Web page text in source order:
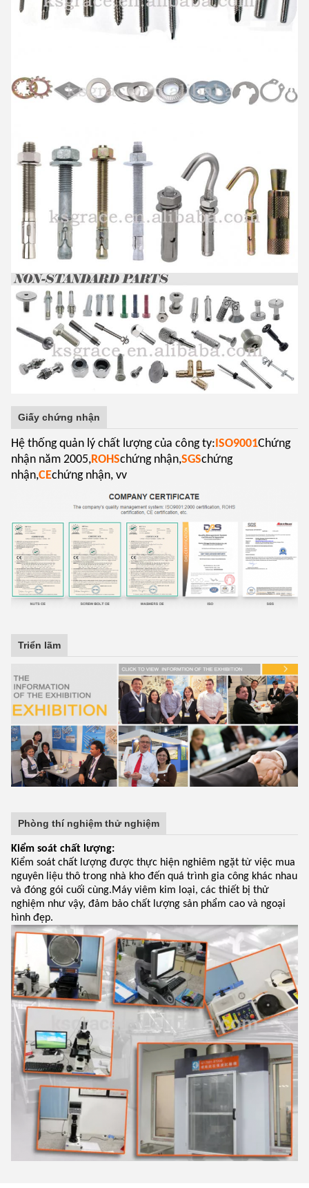
Giấy chứng nhận
Hệ thống quản lý chất lượng của công ty: ISO9001Chứng
nhận năm 2005,ROHSchứng nhận,SGSchứng
nhận,CEchứng nhận, vv
Triển lãm
Phòng thí nghiệm thử nghiệm
Kiểm soát chất lượng:
Kiểm soát chất lượng được thực hiện nghiêm ngặt từ việc mua
nguyên liệu thô trong nhà kho đến quá trình gia công khác nhau
và đóng gói cuối cùng.Máy viêm kim loại, các thiết bị thử
nghiệm như vậy, đảm bảo chất lượng sản phẩm cao và ngoại
hình đẹp.